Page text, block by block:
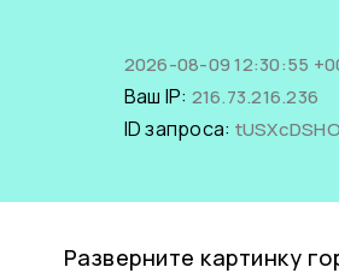
2026-08-09 12:30:55
Ваш IP: 216.73.216.236
ID запроса:
Разверните картинку